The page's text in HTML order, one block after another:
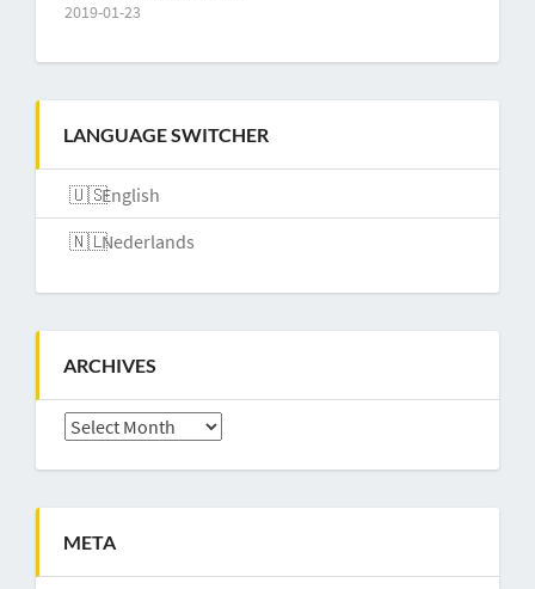
2019-01-23
LANGUAGE SWITCHER
English
Nederlands
ARCHIVES
Archives
META